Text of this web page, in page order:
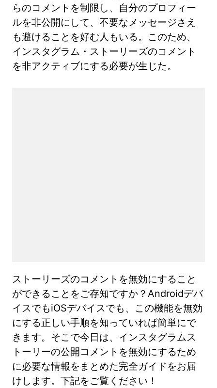
らのコメントを制限し、自分のプロフィー
ルを非公開にして、不要なメッセージさえ
も避けることを好む人もいる。このため、
インスタグラム・ストーリーズのコメント
を非アクティブにする必要が生じた。
ストーリーズのコメントを無効にすること
ができることをご存知ですか？Androidデバ
イスでもiOSデバイスでも、この機能を無効
にする正しい手順を知っていれば簡単にで
きます。そこで今日は、インスタグラムス
トーリーの公開コメントを無効にするため
に必要な情報をまとめた完全ガイドをお届
けします。下記をご覧ください！